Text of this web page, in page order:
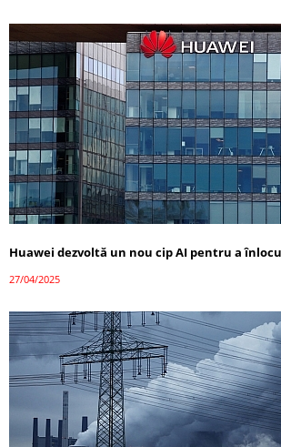
Huawei dezvoltă un nou cip AI pentru a
27/04/2025